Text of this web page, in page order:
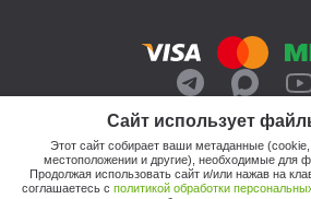
Сайт использует
Этот сайт собирает ваши метаданные
местоположении и другие), необходимые для
Продолжая использовать сайт и/или нажав на
соглашаетесь с политикой обработки